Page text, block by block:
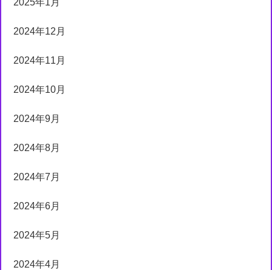
2025年1月
2024年12月
2024年11月
2024年10月
2024年9月
2024年8月
2024年7月
2024年6月
2024年5月
2024年4月